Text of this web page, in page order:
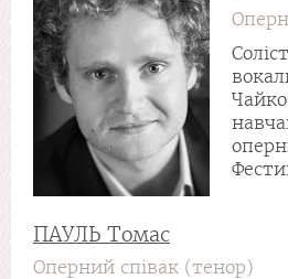
ПАУЛЬ Томас
Оперний співак (тенор)